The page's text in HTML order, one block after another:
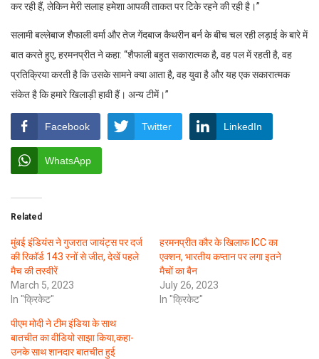
कर रही हैं, लेकिन मेरी सलाह हमेशा आपकी ताकत पर टिके रहने की रही है।”
सलामी बल्लेबाज शैफाली वर्मा और तेज गेंदबाज कैथरीन बर्न के बीच चल रही लड़ाई के बारे में
बात करते हुए, हरमनप्रीत ने कहा: “शैफाली बहुत सकारात्मक है, वह पल में रहती है, वह
प्रतिक्रिया करती है कि उसके सामने क्या आता है, वह युवा है और यह एक सकारात्मक
संकेत है कि हमारे खिलाड़ी हावी हैं। अन्य टीमें।”
Facebook Twitter LinkedIn
WhatsApp
Related
मुंबई इंडियंस ने गुजरात जायंट्स पर दर्ज
की रिकॉर्ड 143 रनों से जीत, देखें पहले
मैच की तस्वीरें
March 5, 2023
In "क्रिकेट"
हरमनप्रीत कौर के खिलाफ ICC का
एक्शन, भारतीय कप्तान पर लगा इतने
मैचों का बैन
July 26, 2023
In "क्रिकेट"
पीएम मोदी ने टीम इंडिया के साथ
बातचीत का वीडियो साझा किया,कहा-
उनके साथ शानदार बातचीत हुई